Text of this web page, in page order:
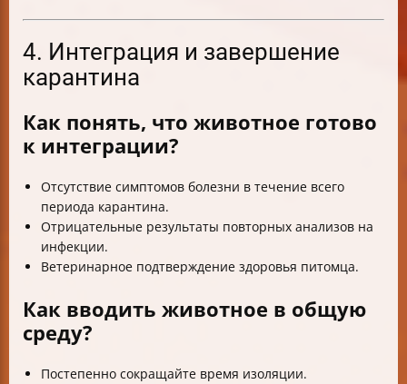
4. Интеграция и завершение
карантина
Как понять, что животное готово
к интеграции?
Отсутствие симптомов болезни в течение всего
периода карантина.
Отрицательные результаты повторных анализов на
инфекции.
Ветеринарное подтверждение здоровья питомца.
Как вводить животное в общую
среду?
Постепенно сокращайте время изоляции.